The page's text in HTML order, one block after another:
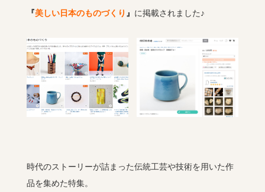
『美しい日本のものづくり 』 に掲載されました♪
時代のストーリーが詰まった伝統工芸や技術を用いた作
品を集めた特集。